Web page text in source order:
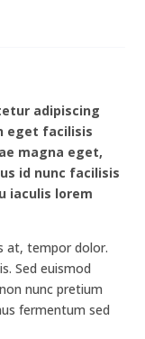
adipiscing
eget facilisis
magna eget,
id nunc facilisis
iaculis lorem
at, tempor dolor.
Sed euismod
nunc pretium
fermentum sed